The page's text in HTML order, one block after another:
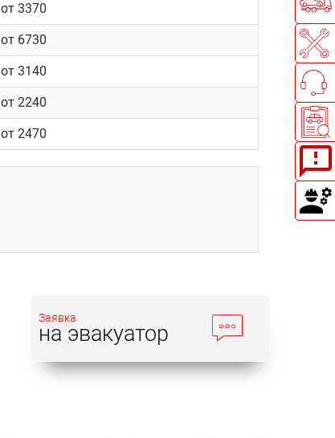
от 3370
от 6730
от 3140
от 2240
от 2470
Заявка
на эвакуатор